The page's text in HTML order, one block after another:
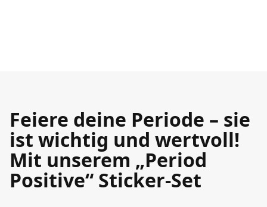
Feiere deine Periode – sie
ist wichtig und wertvoll!
Mit unserem „Period
Positive“ Sticker-Set